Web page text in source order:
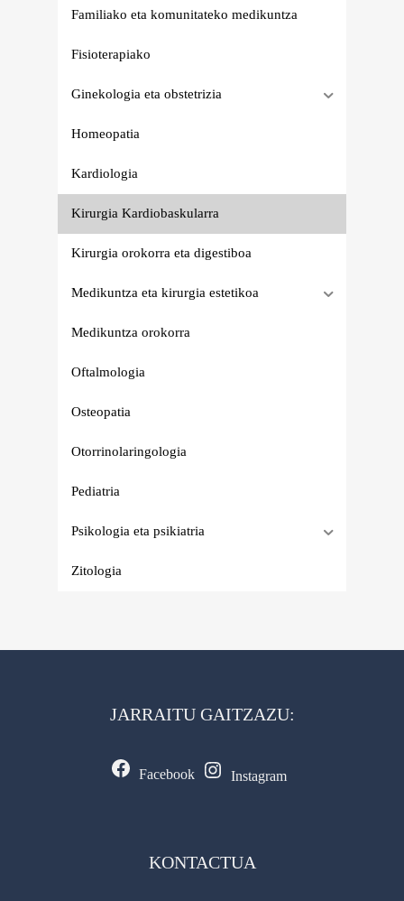
Familiako eta komunitateko medikuntza
Fisioterapiako
Ginekologia eta obstetrizia
Homeopatia
Kardiologia
Kirurgia Kardiobaskularra
Kirurgia orokorra eta digestiboa
Medikuntza eta kirurgia estetikoa
Medikuntza orokorra
Oftalmologia
Osteopatia
Otorrinolaringologia
Pediatria
Psikologia eta psikiatria
Zitologia
JARRAITU GAITZAZU:
Facebook Instagram
KONTACTUA